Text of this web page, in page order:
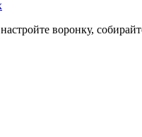
воронку,